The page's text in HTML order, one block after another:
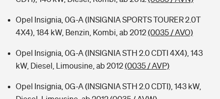
Opel Insignia, 0G-A (INSIGNIA SPORTS TOURER 2.0T
4X4), 184 kW, Benzin, Kombi, ab 2012(0035 / AVO)
Opel Insignia, 0G-A (INSIGNIA STH 2.0 CDTI 4X4), 143
kW, Diesel, Limousine, ab 2012(0035 / AVP)
Opel Insignia, 0G-A (INSIGNIA STH 2.0 CDTI), 143 kW,